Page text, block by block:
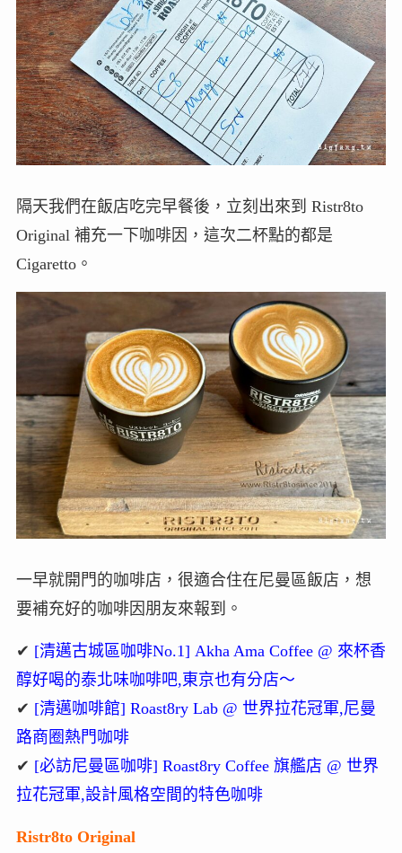
隔天我們在飯店吃完早餐後，立刻出來到 Ristr8to
Original 補充一下咖啡因，這次二杯點的都是
Cigaretto。
一早就開門的咖啡店，很適合住在尼曼區飯店，想
要補充好的咖啡因朋友來報到。
✔ [清邁古城區咖啡No.1] Akha Ama Coffee @ 來杯香
醇好喝的泰北味咖啡吧,東京也有分店～
✔ [清邁咖啡館] Roast8ry Lab @ 世界拉花冠軍,尼曼
路商圈熱門咖啡
✔ [必訪尼曼區咖啡] Roast8ry Coffee 旗艦店 @ 世界
拉花冠軍,設計風格空間的特色咖啡
Ristr8to Original